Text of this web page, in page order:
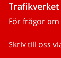
Trafikverket
För frågor
Skriv till oss